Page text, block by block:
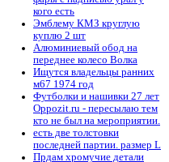
кого есть
Эмблему КМЗ круглую
куплю 2 шт
Алюминиевый обод на
переднее колесо Волка
Ищутся владельцы ранних
м67 1974 год
Футболки и нашивки 27 лет
Oppozit.ru - пересылаю тем
кто не был на мероприятии.
есть две толстовки
последней партии. размер L
Прдам хромучие детали